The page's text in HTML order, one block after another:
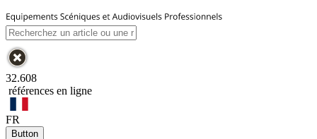
32.608
références en ligne
FR